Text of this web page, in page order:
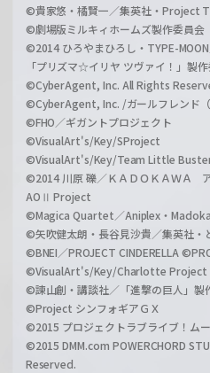
©貴家悠・橘賢一／集英社・Project
©劇場版ミルキィホームズ製作委員会
©2014 ひろやまひろし・TYPE-
「プリズマ☆イリヤ ツヴァイ！」製
©CyberAgent, Inc. All Rights
©CyberAgent, Inc. /ガールフレンド
©FHO／ギガントプロジェクト
©VisualArt's/Key/SProject
©VisualArt's/Key/Team Little
©2014 川原 礫／ＫＡＤＯＫＡＷＡ
AOⅡ Project
©Magica Quartet／Aniplex・
©矢吹健太朗・長谷見沙貴／集英社・
©BNEI／PROJECT CINDERELLA
©VisualArt's/Key/Charlotte Project
©諫山創・講談社／「進撃の巨人」製
©Project シンフォギアＧＸ
©2015 プロジェクトラブライブ！ム
©2015 DMM.com POWERCHORD
Reserved.